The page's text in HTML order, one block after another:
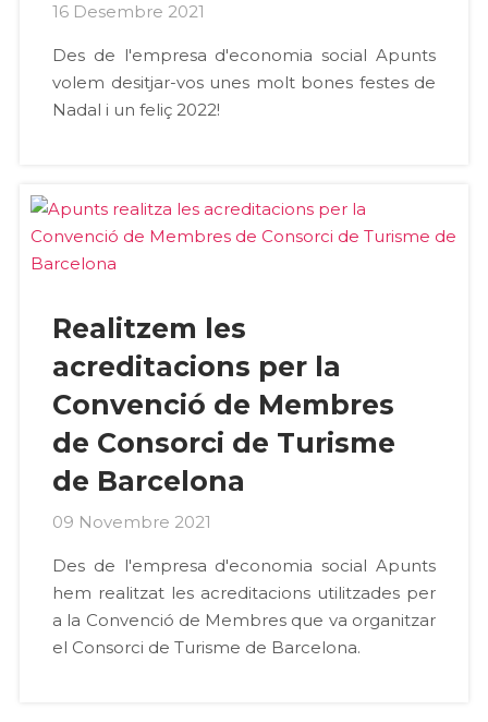
16 Desembre 2021
Des de l'empresa d'economia social Apunts
volem desitjar-vos unes molt bones festes de
Nadal i un feliç 2022!
Realitzem les
acreditacions per la
Convenció de Membres
de Consorci de Turisme
de Barcelona
09 Novembre 2021
Des de l'empresa d'economia social Apunts
hem realitzat les acreditacions utilitzades per
a la Convenció de Membres que va organitzar
el Consorci de Turisme de Barcelona.